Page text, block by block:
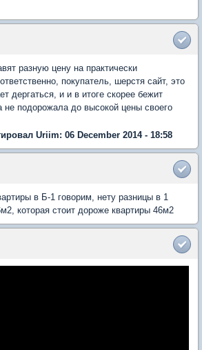
разную цену на практически
покупатель, шерстя сайт, это
дергаться, и и в итоге скорее бежит
не подорожала до высокой цены своего
Uriim: 06 December 2014 - 18:58
в Б-1 говорим, нету разницы в 1
которая стоит дороже квартиры 46м2